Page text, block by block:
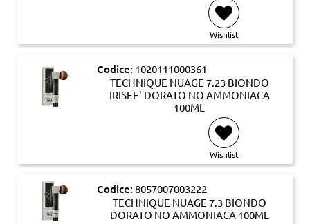
Wishlist
Codice: 1020111000361
TECHNIQUE NUAGE 7.23 BIONDO
IRISEE' DORATO NO AMMONIACA
100ML
Wishlist
Codice: 8057007003222
TECHNIQUE NUAGE 7.3 BIONDO
DORATO NO AMMONIACA 100ML